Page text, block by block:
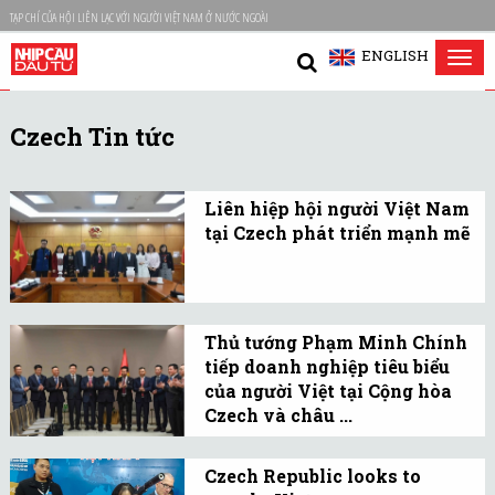
TẠP CHÍ CỦA HỘI LIÊN LẠC VỚI NGƯỜI VIỆT NAM Ở NƯỚC NGOÀI
ENGLISH
Czech Tin tức
Liên hiệp hội người Việt Nam
tại Czech phát triển mạnh mẽ
hội người Việt Nam tại
Czech là hình mẫu cho
các hội đoàn người Việt
trên thế giới.
Thủ tướng Phạm Minh Chính
tiếp doanh nghiệp tiêu biểu
của người Việt tại Cộng hòa
Czech và châu ...
Tại Thủ đô Praha, Thủ
tướng Phạm Minh Chính
Czech Republic looks to